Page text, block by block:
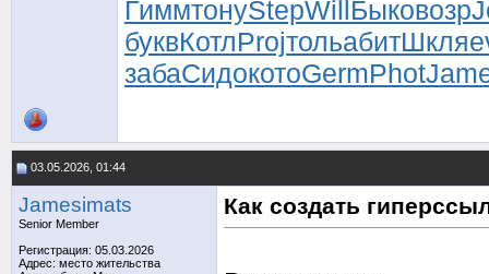
ГиммтонуStepWillБыковозр
буквКотлProjтольабитШкля
забаСидокотоGermPhot
03.05.2026, 01:44
Jamesimats
Senior Member
Регистрация: 05.03.2026
Адрес: место жительства
Как создать